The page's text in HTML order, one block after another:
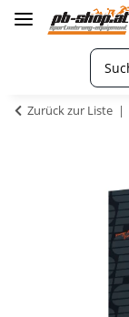
Zurück zur Liste